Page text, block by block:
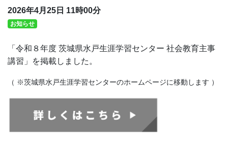
2026年4月25日 11時00分
お知らせ
「令和８年度 茨城県水戸生涯学習センター 社会教育主事
講習」を掲載しました。
（ ※茨城県水戸生涯学習センターのホームページに移動します ）